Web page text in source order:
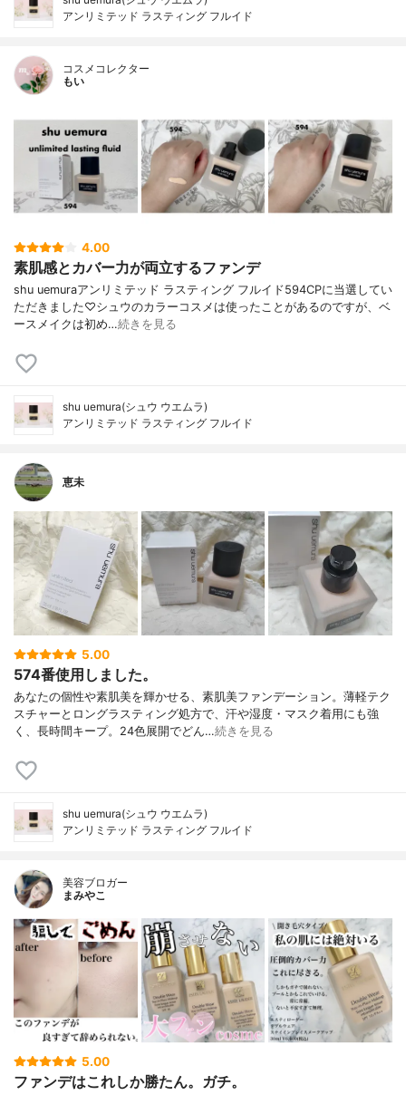
アンリミテッド ラスティング フルイド
コスメコレクター
もい
4.00
素肌感とカバー力が両立するファンデ
shu uemuraアンリミテッド ラスティング フルイド594CPに当選してい
ただきました♡シュウのカラーコスメは使ったことがあるのですが、ベ
ースメイクは初め…続きを見る
shu uemura(シュウ ウエムラ)
アンリミテッド ラスティング フルイド
恵未
5.00
574番使用しました。
あなたの個性や素肌美を輝かせる、素肌美ファンデーション。薄軽テク
スチャーとロングラスティング処方で、汗や湿度・マスク着用にも強
く、長時間キープ。24色展開でどん…続きを見る
shu uemura(シュウ ウエムラ)
アンリミテッド ラスティング フルイド
美容ブロガー
まみやこ
5.00
ファンデはこれしか勝たん。ガチ。